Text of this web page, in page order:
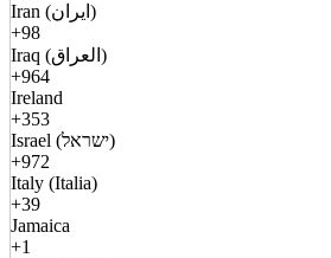
Iran (ایران)
+98
Iraq (العراق)
+964
Ireland
+353
Israel (ישראל)
+972
Italy (Italia)
+39
Jamaica
+1